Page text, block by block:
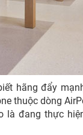
hãng đẩy
thuộc dòng
là đang thực